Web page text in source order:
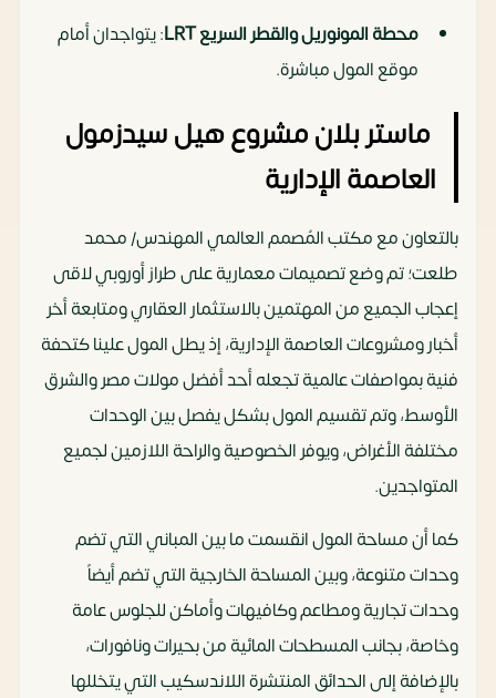
محطة المونوريل والقطر السريعLRT: يتواجدان أمام
موقع المول مباشرة.
ماستر بلان مشروع هيل سيدزمول
العاصمة الإدارية
بالتعاون مع مكتب المُصمم العالمي المهندس/ محمد
طلعت؛ تم وضع تصميمات معمارية على طراز أوروبي لاقى
إعجاب الجميع من المهتمين بالاستثمار العقاري ومتابعة أخر
أخبار ومشروعات العاصمة الإدارية، إذ يطل المول علينا كتحفة
فنية بمواصفات عالمية تجعله أحد أفضل مولات مصر والشرق
الأوسط، وتم تقسيم المول بشكل يفصل بين الوحدات
مختلفة الأغراض، ويوفر الخصوصية والراحة اللازمين لجميع
المتواجدين.
كما أن مساحة المول انقسمت ما بين المباني التي تضم
وحدات متنوعة، وبين المساحة الخارجية التي تضم أيضاً
وحدات تجارية ومطاعم وكافيهات وأماكن للجلوس عامة
وخاصة، بجانب المسطحات المائية من بحيرات ونافورات،
بالإضافة إلى الحدائق المنتشرة اللاندسكيب التي يتخللها